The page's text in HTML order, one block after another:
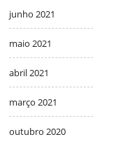
junho 2021
maio 2021
abril 2021
março 2021
outubro 2020